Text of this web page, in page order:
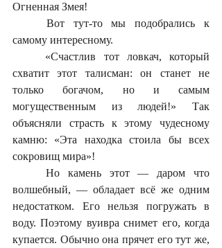
Огненная Змея!
самому интересному.
схватит этот талисман: он станет не
только богачом, но и самым
могущественным из людей!» Так
объясняли страсть к этому чудесному
камню: «Эта находка стоила бы всех
сокровищ мира»!
волшебный, — обладает всё же одним
недостатком. Его нельзя погружать в
воду. Поэтому вуивра снимет его, когда
купается. Обычно она прячет его тут же,